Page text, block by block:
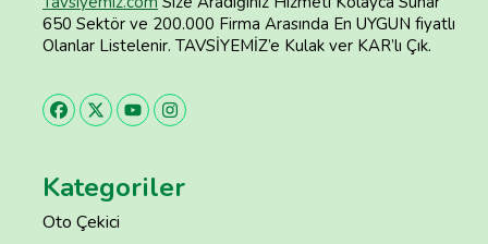
650 Sektör ve 200.000 Firma Arasında En UYGUN fiyatlı
Olanlar Listelenir. TAVSİYEMİZ’e Kulak ver KAR’lı Çık.
Kategoriler
Oto Çekici